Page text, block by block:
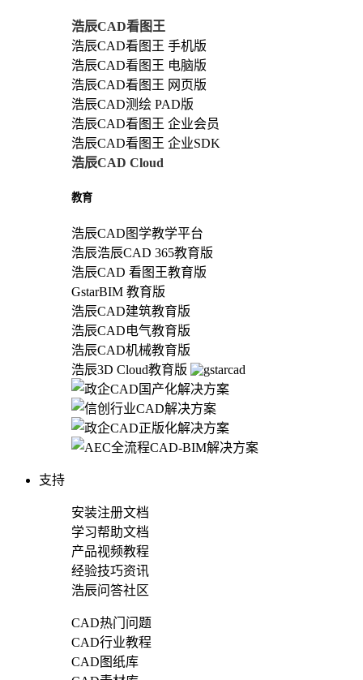
浩辰CAD看图王
浩辰CAD看图王 手机版
浩辰CAD看图王 电脑版
浩辰CAD看图王 网页版
浩辰CAD测绘 PAD版
浩辰CAD看图王 企业会员
浩辰CAD看图王 企业SDK
浩辰CAD Cloud
教育
浩辰CAD图学教学平台
浩辰浩辰CAD 365教育版
浩辰CAD 看图王教育版
GstarBIM 教育版
浩辰CAD建筑教育版
浩辰CAD电气教育版
浩辰CAD机械教育版
浩辰3D Cloud教育版
支持
安装注册文档
学习帮助文档
产品视频教程
经验技巧资讯
浩辰问答社区
CAD热门问题
CAD行业教程
CAD图纸库